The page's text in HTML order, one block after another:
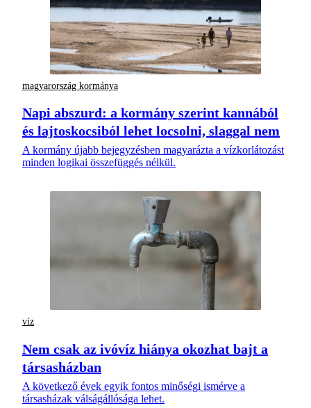
magyarország kormánya
Napi abszurd: a kormány szerint kannából
és lajtoskocsiból lehet locsolni, slaggal nem
A kormány újabb bejegyzésben magyarázta a vízkorlátozást
minden logikai összefüggés nélkül.
víz
Nem csak az ivóvíz hiánya okozhat bajt a
társasházban
A következő évek egyik fontos minőségi ismérve a
társasházak válságállósága lehet.